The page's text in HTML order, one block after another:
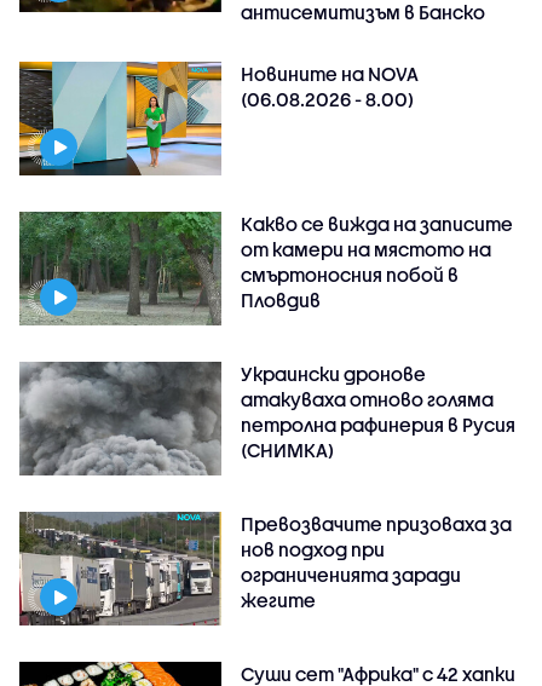
антисемитизъм в Банско
Новините на NOVA
(06.08.2026 - 8.00)
Какво се вижда на записите
от камери на мястото на
смъртоносния побой в
Пловдив
Украински дронове
атакуваха отново голяма
петролна рафинерия в Русия
(СНИМКА)
Превозвачите призоваха за
нов подход при
ограниченията заради
жегите
Суши сет "Африка" с 42 хапки